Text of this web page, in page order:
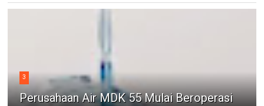
3
Perusahaan Air MDK 55 Mulai Beroperasi